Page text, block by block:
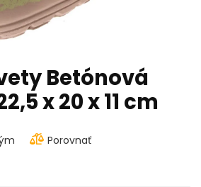
Betónová
x 20 x 11 cm
Porovnať